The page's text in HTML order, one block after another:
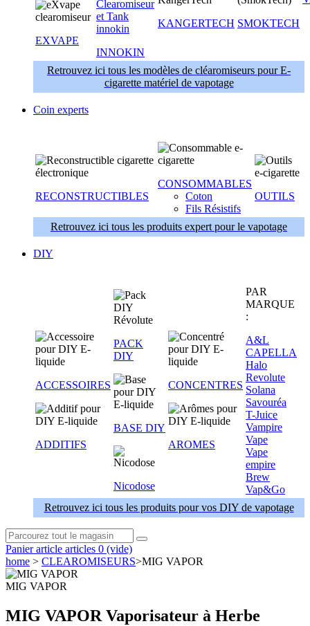
EXVAPE
INNOKIN
KANGERTECH SMOKTECH
Retrouvez ici tous les modèles de cléaromiseurs pour E-
cigarette matériel de vapotage
Coin experts
RECONSTRUCTIBLES
CONSOMMABLES
Coton
Fils Résistifs
OUTILS
Retrouvez ici tous les produits expert pour le vapotage
DIY
ACCESSOIRES
ADDITIFS
PACK
DIY
BASE DIY
Nicodose
CONCENTRES
AROMES
PAR
MARQUE
:
A&L
CAPELLA
Halo
Revolute
Solana
Savouréa
T-Juice
Vampire
Vape
Vape
empire
Brew
Vap&Go
Retrouvez ici tous les produits pour vos DIY de vapotage
Panier article articles 0 (vide)
home > CLEAROMISEURS>MIG VAPOR
MIG VAPOR
MIG VAPOR Vaporisateur à Herbe